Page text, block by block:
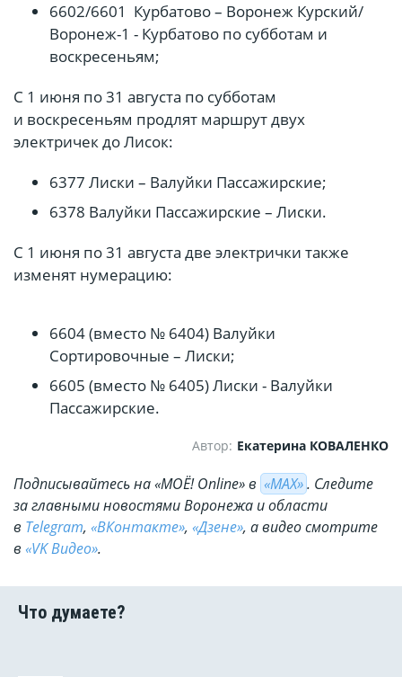
6602/6601 Курбатово – Воронеж Курский/
Воронеж-1 - Курбатово по субботам и
воскресеньям;
С 1 июня по 31 августа по субботам
и воскресеньям продлят маршрут двух
электричек до Лисок:
6377 Лиски – Валуйки Пассажирские;
6378 Валуйки Пассажирские – Лиски.
С 1 июня по 31 августа две электрички также
изменят нумерацию:
6604 (вместо № 6404) Валуйки
Сортировочные – Лиски;
6605 (вместо № 6405) Лиски - Валуйки
Пассажирские.
Автор: Екатерина КОВАЛЕНКО
Подписывайтесь на «МОЁ! Online» в «МАХ». Cледите
за главными новостями Воронежа и области
в Telegram, «ВКонтакте», «Дзене», а видео смотрите
в «VK Видео».